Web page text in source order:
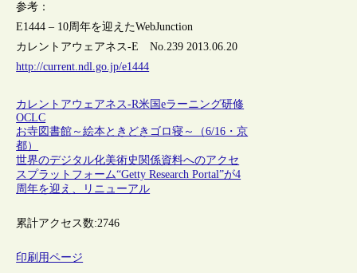
参考：
E1444 – 10周年を迎えたWebJunction
カレントアウェアネス-E No.239 2013.06.20
http://current.ndl.go.jp/e1444
カレントアウェアネス-R米国eラーニング研修
OCLC
お寺図書館～絵本ときどきゴロ寝～（6/16・京
都）
世界のデジタル化美術史関係資料へのアクセ
スプラットフォーム“Getty Research Portal”が4
周年を迎え、リニューアル
累計アクセス数:2746
印刷用ページ